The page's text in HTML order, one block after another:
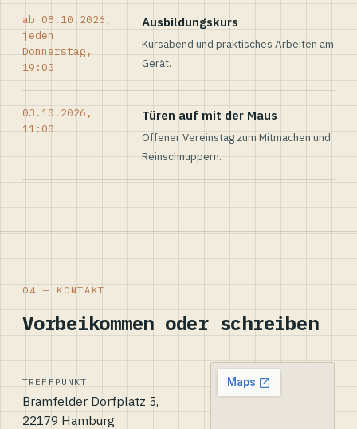
ab 08.10.2026,
jeden
Donnerstag,
19:00
Ausbildungskurs
Kursabend und praktisches Arbeiten am
Gerät.
03.10.2026,
11:00
Türen auf mit der Maus
Offener Vereinstag zum Mitmachen und
Reinschnuppern.
04 — KONTAKT
Vorbeikommen oder schreiben
TREFFPUNKT
Bramfelder Dorfplatz 5,
22179 Hamburg